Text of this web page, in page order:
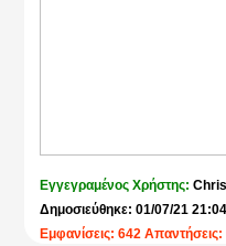
Εγγεγραμένος Χρήστης:
Δημοσιεύθηκε: 01/07/21
Εμφανίσεις: 642 Απαντήσεις: